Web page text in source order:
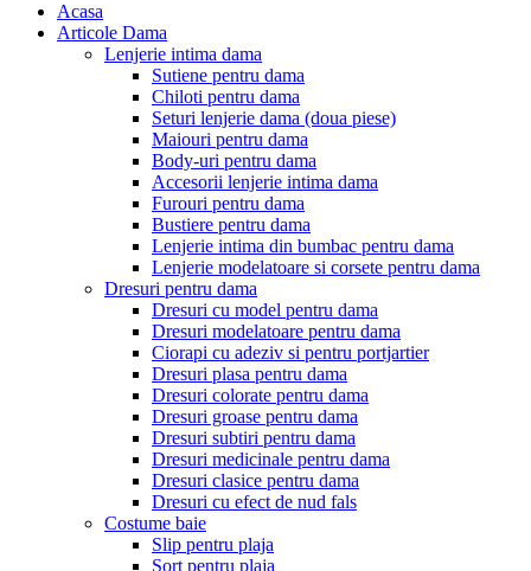
Acasa
Articole Dama
Lenjerie intima dama
Sutiene pentru dama
Chiloti pentru dama
Seturi lenjerie dama (doua piese)
Maiouri pentru dama
Body-uri pentru dama
Accesorii lenjerie intima dama
Furouri pentru dama
Bustiere pentru dama
Lenjerie intima din bumbac pentru dama
Lenjerie modelatoare si corsete pentru dama
Dresuri pentru dama
Dresuri cu model pentru dama
Dresuri modelatoare pentru dama
Ciorapi cu adeziv si pentru portjartier
Dresuri plasa pentru dama
Dresuri colorate pentru dama
Dresuri groase pentru dama
Dresuri subtiri pentru dama
Dresuri medicinale pentru dama
Dresuri clasice pentru dama
Dresuri cu efect de nud fals
Costume baie
Slip pentru plaja
Sort pentru plaja